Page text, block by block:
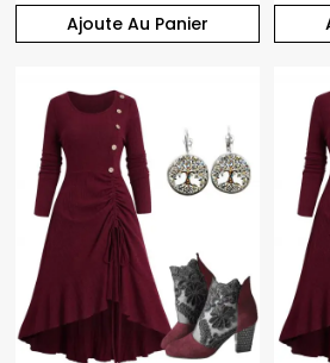
Ajoute Au Panier